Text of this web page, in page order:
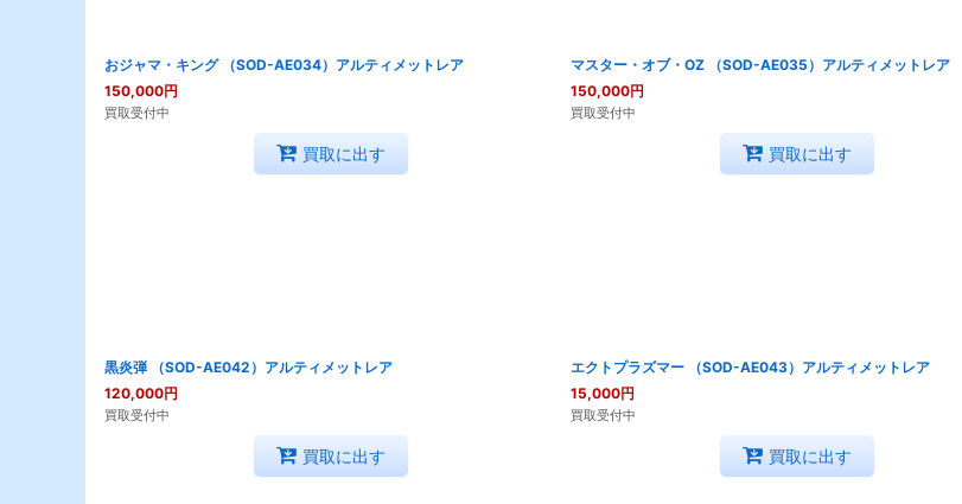
おジャマ・キング （SOD-AE034）アルティメットレア
150,000円
買取受付中
買取に出す
マスター・オブ・OZ （SOD-AE035）アルティメットレア
150,000円
買取受付中
買取に出す
黒炎弾 （SOD-AE042）アルティメットレア
120,000円
買取受付中
買取に出す
エクトプラズマー （SOD-AE043）アルティメットレア
15,000円
買取受付中
買取に出す